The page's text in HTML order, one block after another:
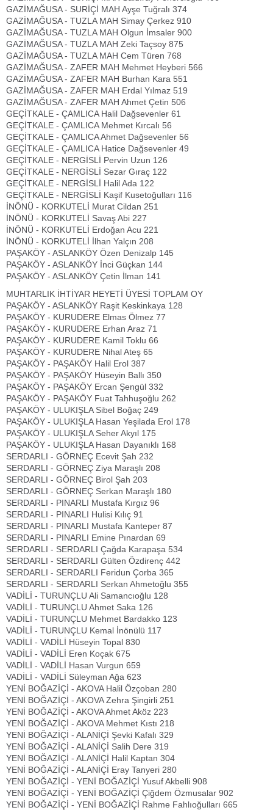
GAZİMAĞUSA - SURİÇİ MAH Ayşe Tuğralı 374
GAZİMAĞUSA - TUZLA MAH Simay Çerkez 910
GAZİMAĞUSA - TUZLA MAH Olgun İmsaler 900
GAZİMAĞUSA - TUZLA MAH Zeki Taçsoy 875
GAZİMAĞUSA - TUZLA MAH Cem Türen 768
GAZİMAĞUSA - ZAFER MAH Mehmet Heyberi 566
GAZİMAĞUSA - ZAFER MAH Burhan Kara 551
GAZİMAĞUSA - ZAFER MAH Erdal Yılmaz 519
GAZİMAĞUSA - ZAFER MAH Ahmet Çetin 506
GEÇİTKALE - ÇAMLICA Halil Dağsevenler 61
GEÇİTKALE - ÇAMLICA Mehmet Kırcalı 56
GEÇİTKALE - ÇAMLICA Ahmet Dağsevenler 56
GEÇİTKALE - ÇAMLICA Hatice Dağsevenler 49
GEÇİTKALE - NERGİSLİ Pervin Uzun 126
GEÇİTKALE - NERGİSLİ Sezar Gıraç 122
GEÇİTKALE - NERGİSLİ Halil Ada 122
GEÇİTKALE - NERGİSLİ Kaşif Kusetoğulları 116
İNÖNÜ - KORKUTELİ Murat Cildan 251
İNÖNÜ - KORKUTELİ Savaş Abi 227
İNÖNÜ - KORKUTELİ Erdoğan Acu 221
İNÖNÜ - KORKUTELİ İlhan Yalçın 208
PAŞAKÖY - ASLANKÖY Özen Denizalp 145
PAŞAKÖY - ASLANKÖY İnci Güçkan 144
PAŞAKÖY - ASLANKÖY Çetin İlman 141
MUHTARLIK İHTİYAR HEYETİ ÜYESİ TOPLAM OY
PAŞAKÖY - ASLANKÖY Raşit Keskinkaya 128
PAŞAKÖY - KURUDERE Elmas Ölmez 77
PAŞAKÖY - KURUDERE Erhan Araz 71
PAŞAKÖY - KURUDERE Kamil Toklu 66
PAŞAKÖY - KURUDERE Nihal Ateş 65
PAŞAKÖY - PAŞAKÖY Halil Erol 387
PAŞAKÖY - PAŞAKÖY Hüseyin Ballı 350
PAŞAKÖY - PAŞAKÖY Ercan Şengül 332
PAŞAKÖY - PAŞAKÖY Fuat Tahhuşoğlu 262
PAŞAKÖY - ULUKIŞLA Sibel Boğaç 249
PAŞAKÖY - ULUKIŞLA Hasan Yeşilada Erol 178
PAŞAKÖY - ULUKIŞLA Seher Akyıl 175
PAŞAKÖY - ULUKIŞLA Hasan Dayanıklı 168
SERDARLI - GÖRNEÇ Ecevit Şah 232
SERDARLI - GÖRNEÇ Ziya Maraşlı 208
SERDARLI - GÖRNEÇ Birol Şah 203
SERDARLI - GÖRNEÇ Serkan Maraşlı 180
SERDARLI - PINARLI Mustafa Kırgız 96
SERDARLI - PINARLI Hulisi Kılıç 91
SERDARLI - PINARLI Mustafa Kanteper 87
SERDARLI - PINARLI Emine Pınardan 69
SERDARLI - SERDARLI Çağda Karapaşa 534
SERDARLI - SERDARLI Gülten Özdirenç 442
SERDARLI - SERDARLI Feridun Çorba 365
SERDARLI - SERDARLI Serkan Ahmetoğlu 355
VADİLİ - TURUNÇLU Ali Samancıoğlu 128
VADİLİ - TURUNÇLU Ahmet Saka 126
VADİLİ - TURUNÇLU Mehmet Bardakko 123
VADİLİ - TURUNÇLU Kemal İnönülü 117
VADİLİ - VADİLİ Hüseyin Topal 830
VADİLİ - VADİLİ Eren Koçak 675
VADİLİ - VADİLİ Hasan Vurgun 659
VADİLİ - VADİLİ Süleyman Ağa 623
YENİ BOĞAZİÇİ - AKOVA Halil Özçoban 280
YENİ BOĞAZİÇİ - AKOVA Zehra Şingirli 251
YENİ BOĞAZİÇİ - AKOVA Ahmet Aköz 223
YENİ BOĞAZİÇİ - AKOVA Mehmet Kıstı 218
YENİ BOĞAZİÇİ - ALANİÇİ Şevki Kafalı 329
YENİ BOĞAZİÇİ - ALANİÇİ Salih Dere 319
YENİ BOĞAZİÇİ - ALANİÇİ Halil Kaptan 304
YENİ BOĞAZİÇİ - ALANİÇİ Eray Tanyeri 280
YENİ BOĞAZİÇİ - YENİ BOĞAZİÇİ Yusuf Akbelli 908
YENİ BOĞAZİÇİ - YENİ BOĞAZİÇİ Çiğdem Özmusalar 902
YENİ BOĞAZİÇİ - YENİ BOĞAZİÇİ Rahme Fahlıoğulları 665